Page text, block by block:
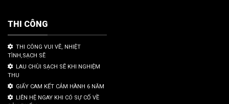
THI CÔNG
THI CÔNG VUI VẼ, NHIỆT
TÌNH,SẠCH SẼ
LAU CHÙI SẠCH SẼ KHI NGHIỆM
THU
GIẤY CAM KẾT CẢM HÀNH 6 NĂM
LIÊN HỆ NGAY KHI CÓ SỰ CỐ VỀ